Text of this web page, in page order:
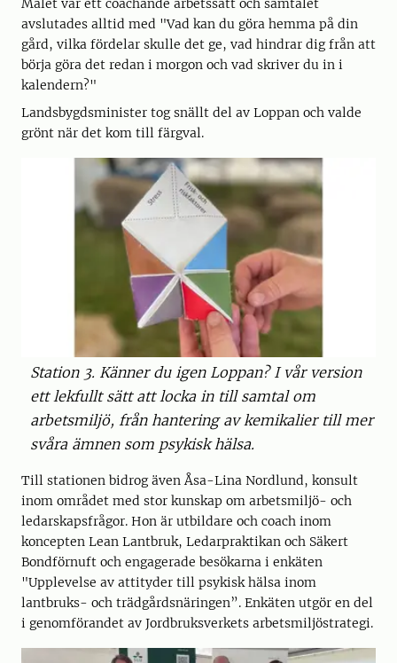
Målet var ett coachande arbetssätt och samtalet
avslutades alltid med "Vad kan du göra hemma på din
gård, vilka fördelar skulle det ge, vad hindrar dig från att
börja göra det redan i morgon och vad skriver du in i
kalendern?"
Landsbygdsminister tog snällt del av Loppan och valde
grönt när det kom till färgval.
Station 3. Känner du igen Loppan? I vår version
ett lekfullt sätt att locka in till samtal om
arbetsmiljö, från hantering av kemikalier till mer
svåra ämnen som psykisk hälsa.
Till stationen bidrog även Åsa-Lina Nordlund, konsult
inom området med stor kunskap om arbetsmiljö- och
ledarskapsfrågor. Hon är utbildare och coach inom
koncepten Lean Lantbruk, Ledarpraktikan och Säkert
Bondförnuft och engagerade besökarna i enkäten
"Upplevelse av attityder till psykisk hälsa inom
lantbruks- och trädgårdsnäringen”. Enkäten utgör en del
i genomförandet av Jordbruksverkets arbetsmiljöstrategi.